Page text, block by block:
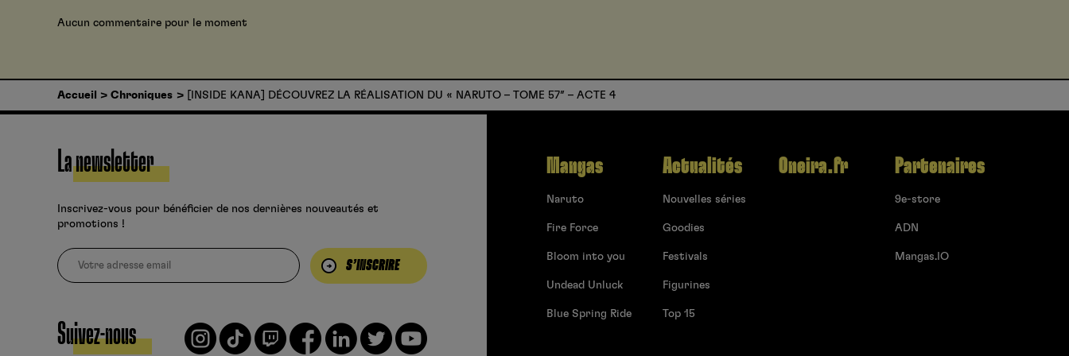
Aucun commentaire pour le moment
Accueil Chroniques [INSIDE KANA] DÉCOUVREZ LA RÉALISATION DU « NARUTO – TOME 57″ – ACTE 4
La newsletter
Inscrivez-vous pour bénéficier de nos dernières nouveautés et
promotions !
S’INSCRIRE
Suivez-nous
Mangas
Naruto
Fire Force
Bloom into you
Undead Unluck
Blue Spring Ride
Actualités
Nouvelles séries
Goodies
Festivals
Figurines
Top 15
Oneira.fr Partenaires
9e-store
ADN
Mangas.IO